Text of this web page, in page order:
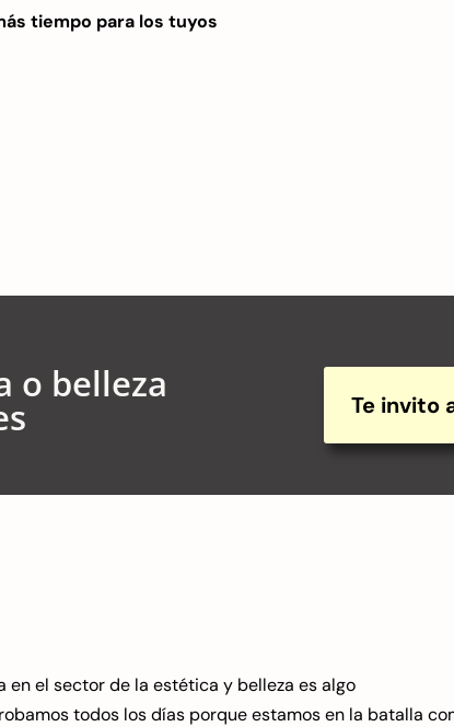
tiempo para los tuyos
o belleza Te invito
en el sector de la estética y belleza es algo
todos los días porque estamos en la batalla